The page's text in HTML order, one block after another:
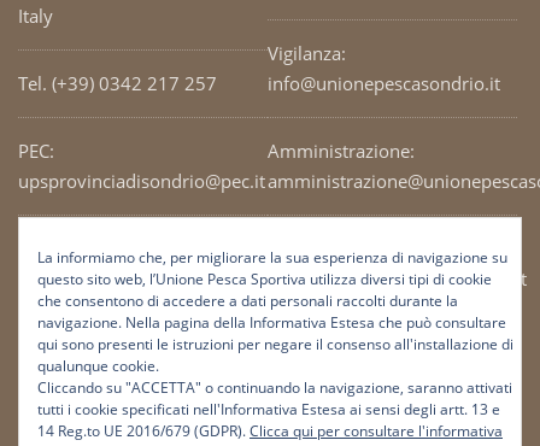
Italy
Tel. (+39) 0342 217 257
PEC:
upsprovinciadisondrio@pec.it
Codice Fiscale: 93003690141
Vigilanza:
info@unionepescasondrio.it
Amministrazione:
Ufficio tecnico:
tecnico@unionepescasondrio.it
Informazioni:
info@unionepescasondrio.it
La informiamo che, per migliorare la sua esperienza di navigazione su
questo sito web, l’Unione Pesca Sportiva utilizza diversi tipi di cookie
che consentono di accedere a dati personali raccolti durante la
navigazione. Nella pagina della Informativa Estesa che può consultare
qui sono presenti le istruzioni per negare il consenso all'installazione di
qualunque cookie.
Cliccando su "ACCETTA" o continuando la navigazione, saranno attivati
tutti i cookie specificati nell'Informativa Estesa ai sensi degli artt. 13 e
14 Reg.to UE 2016/679 (GDPR).Clicca qui per consultare l'informativa